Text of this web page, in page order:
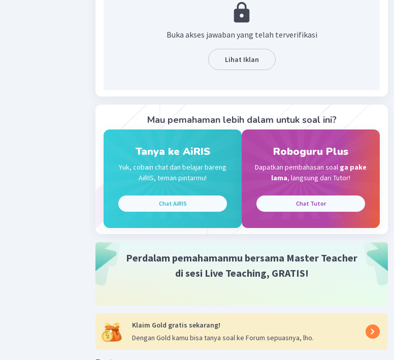
Balas
Community
Balas
Buka akses jawaban yang telah terverifikasi
Lihat Iklan
Mau pemahaman lebih dalam untuk soal ini?
Tanya ke AiRIS
Yuk, cobain chat dan belajar bareng
AiRIS, teman pintarmu!
Chat AiRIS
Roboguru Plus
Dapatkan pembahasan soal ga pake
lama, langsung dari Tutor!
Chat Tutor
Perdalam pemahamanmu bersama Master Teacher
di sesi Live Teaching, GRATIS!
Klaim Gold gratis sekarang!
Dengan Gold kamu bisa tanya soal ke Forum sepuasnya, lho.